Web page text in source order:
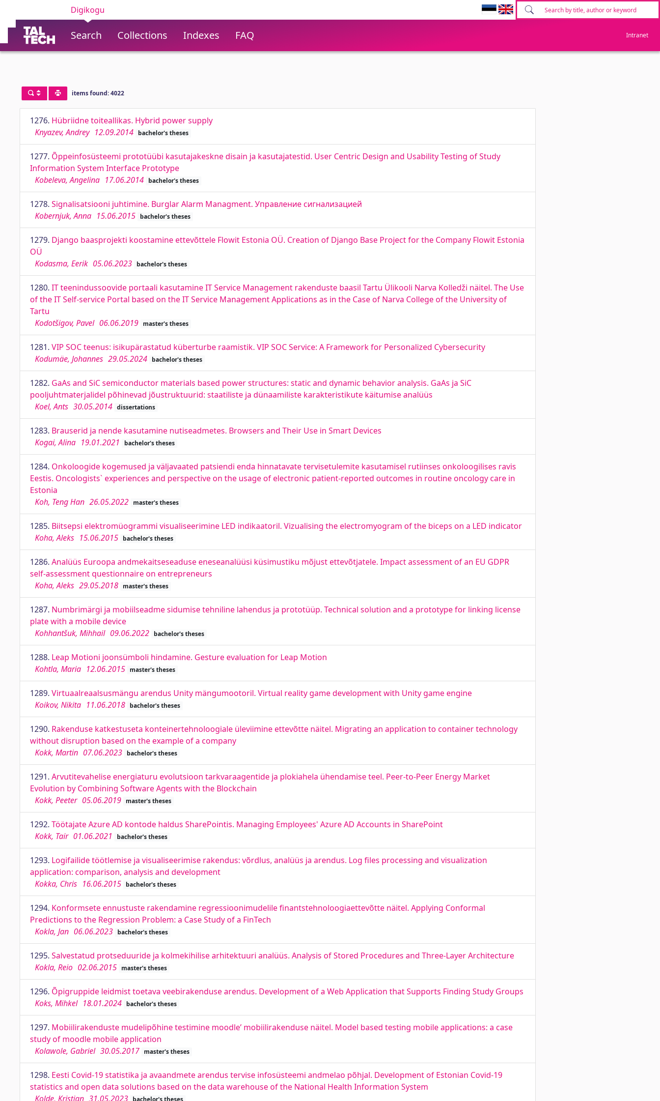
Digikogu
Search Collections Indexes FAQ Intranet
items found: 4022
1276. Hübriidne toiteallikas. Hybrid роwеr supply
Knyazev, Andrey 12.09.2014 bachelor's theses
1277. Õppeinfosüsteemi prototüübi kasutajakeskne disain ja kasutajatestid. User Centric Design and Usability Testing of Study
Information System Interface Prototype
Kobeleva, Angelina 17.06.2014 bachelor's theses
1278. Signalisatsiooni juhtimine. Burglar Alarm Managment. Управление сигнализацией
Kobernjuk, Anna 15.06.2015 bachelor's theses
1279. Django baasprojekti koostamine ettevõttele Flowit Estonia OÜ. Creation of Django Base Project for the Company Flowit Estonia
OÜ
Kodasma, Eerik 05.06.2023 bachelor's theses
1280. IT teenindussoovide portaali kasutamine IT Service Management rakenduste baasil Tartu Ülikooli Narva Kolledži näitel. The Use
of the IT Self-service Portal based on the IT Service Management Applications as in the Case of Narva College of the University of
Tartu
Kodotšigov, Pavel 06.06.2019 master's theses
1281. VIP SOC teenus: isikupärastatud küberturbe raamistik. VIP SOC Service: A Framework for Personalized Cybersecurity
Kodumäe, Johannes 29.05.2024 bachelor's theses
1282. GaAs and SiC semiconductor materials based power structures: static and dynamic behavior analysis. GaAs ja SiC
pooljuhtmaterjalidel põhinevad jõustruktuurid: staatiliste ja dünaamiliste karakteristikute käitumise analüüs
Koel, Ants 30.05.2014 dissertations
1283. Brauserid ja nende kasutamine nutiseadmetes. Browsers and Their Use in Smart Devices
Kogai, Alina 19.01.2021 bachelor's theses
1284. Onkoloogide kogemused ja väljavaated patsiendi enda hinnatavate tervisetulemite kasutamisel rutiinses onkoloogilises ravis
Eestis. Oncologists` experiences and perspective on the usage of electronic patient-reported outcomes in routine oncology care in
Estonia
Koh, Teng Han 26.05.2022 master's theses
1285. Biitsepsi elektromüogrammi visualiseerimine LED indikaatoril. Vizualising the electromyogram of the biceps on a LED indicator
Koha, Aleks 15.06.2015 bachelor's theses
1286. Analüüs Euroopa andmekaitseseaduse eneseanalüüsi küsimustiku mõjust ettevõtjatele. Impact assessment of an EU GDPR
self-assessment questionnaire on entrepreneurs
Koha, Aleks 29.05.2018 master's theses
1287. Numbrimärgi ja mobiilseadme sidumise tehniline lahendus ja prototüüp. Technical solution and a prototype for linking license
plate with a mobile device
Kohhantšuk, Mihhail 09.06.2022 bachelor's theses
1288. Leap Motioni joonsümboli hindamine. Gesture evaluation for Leap Motion
Kohtla, Maria 12.06.2015 master's theses
1289. Virtuaalreaalsusmängu arendus Unity mängumootoril. Virtual reality game development with Unity game engine
Koikov, Nikita 11.06.2018 bachelor's theses
1290. Rakenduse katkestuseta konteinertehnoloogiale üleviimine ettevõtte näitel. Migrating an application to container technology
without disruption based on the example of a company
Kokk, Martin 07.06.2023 bachelor's theses
1291. Arvutitevahelise energiaturu evolutsioon tarkvaraagentide ja plokiahela ühendamise teel. Peer-to-Peer Energy Market
Evolution by Combining Software Agents with the Blockchain
Kokk, Peeter 05.06.2019 master's theses
1292. Töötajate Azure AD kontode haldus SharePointis. Managing Employees' Azure AD Accounts in SharePoint
Kokk, Tair 01.06.2021 bachelor's theses
1293. Logifailide töötlemise ja visualiseerimise rakendus: võrdlus, analüüs ja arendus. Log files processing and visualization
application: comparison, analysis and development
Kokka, Chris 16.06.2015 bachelor's theses
1294. Konformsete ennustuste rakendamine regressioonimudelile finantstehnoloogiaettevõtte näitel. Applying Conformal
Predictions to the Regression Problem: a Case Study of a FinTech
Kokla, Jan 06.06.2023 bachelor's theses
1295. Salvestatud protseduuride ja kolmekihilise arhitektuuri analüüs. Analysis of Stored Procedures and Three-Layer Architecture
Kokla, Reio 02.06.2015 master's theses
1296. Õpigruppide leidmist toetava veebirakenduse arendus. Development of a Web Application that Supports Finding Study Groups
Koks, Mihkel 18.01.2024 bachelor's theses
1297. Mobiilirakenduste mudelipõhine testimine moodle’ mobiilirakenduse näitel. Model based testing mobile applications: a case
study of moodle mobile application
Kolawole, Gabriel 30.05.2017 master's theses
1298. Eesti Covid-19 statistika ja avaandmete arendus tervise infosüsteemi andmelao põhjal. Development of Estonian Covid-19
statistics and open data solutions based on the data warehouse of the National Health Information System
Kolde, Kristjan 31.05.2023 bachelor's theses